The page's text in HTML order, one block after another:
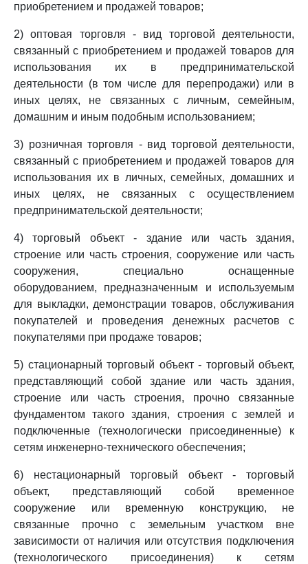
приобретением и продажей товаров;
2) оптовая торговля - вид торговой деятельности,
связанный с приобретением и продажей товаров для
использования их в предпринимательской
деятельности (в том числе для перепродажи) или в
иных целях, не связанных с личным, семейным,
домашним и иным подобным использованием;
3) розничная торговля - вид торговой деятельности,
связанный с приобретением и продажей товаров для
использования их в личных, семейных, домашних и
иных целях, не связанных с осуществлением
предпринимательской деятельности;
4) торговый объект - здание или часть здания,
строение или часть строения, сооружение или часть
сооружения, специально оснащенные
оборудованием, предназначенным и используемым
для выкладки, демонстрации товаров, обслуживания
покупателей и проведения денежных расчетов с
покупателями при продаже товаров;
5) стационарный торговый объект - торговый объект,
представляющий собой здание или часть здания,
строение или часть строения, прочно связанные
фундаментом такого здания, строения с землей и
подключенные (технологически присоединенные) к
сетям инженерно-технического обеспечения;
6) нестационарный торговый объект - торговый
объект, представляющий собой временное
сооружение или временную конструкцию, не
связанные прочно с земельным участком вне
зависимости от наличия или отсутствия подключения
(технологического присоединения) к сетям